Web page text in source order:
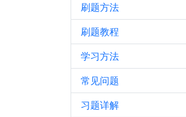
刷题方法
刷题教程
学习方法
常见问题
习题详解